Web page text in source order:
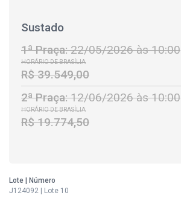
Sustado
1ª Praça:22/05/2026 às 10:00
HORÁRIO DE BRASÍLIA
R$ 39.549,00
2ª Praça:12/06/2026 às 10:00
HORÁRIO DE BRASÍLIA
R$ 19.774,50
Lote | Número
J124092 | Lote 10